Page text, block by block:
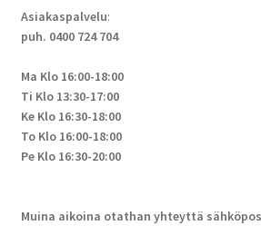
Asiakaspalvelu:
puh. 0400 724 704
Ma Klo 16:00-18:00
Ti Klo 13:30-17:00
Ke Klo 16:30-18:00
To Klo 16:00-18:00
Pe Klo 16:30-20:00
Muina aikoina otathan yhteyttä